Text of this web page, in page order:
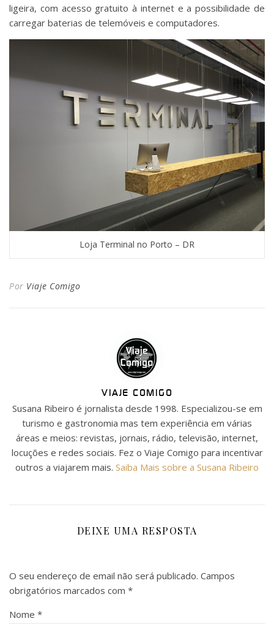
ligeira, com acesso gratuito à internet e a possibilidade de
carregar baterias de telemóveis e computadores.
Loja Terminal no Porto – DR
Por Viaje Comigo
VIAJE COMIGO
Susana Ribeiro é jornalista desde 1998. Especializou-se em
turismo e gastronomia mas tem experiência em várias
áreas e meios: revistas, jornais, rádio, televisão, internet,
locuções e redes sociais. Fez o Viaje Comigo para incentivar
outros a viajarem mais. Saiba Mais sobre a Susana Ribeiro
DEIXE UMA RESPOSTA
O seu endereço de email não será publicado. Campos
obrigatórios marcados com *
Nome *